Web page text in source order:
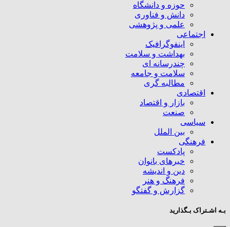
حوزه و دانشگاه
دانش و فناوری
علمی و پژوهشی
اجتماعی
اینفوگرافیک
بهداشت و سلامت
چندرسانه ای
سلامت و جامعه
مطالبه گری
اقتصادی
بازار و اقتصاد
صنعت
سیاسی
بین الملل
فرهنگی
پادکست
خبرهای بانوان
دین و اندیشه
فرهنگ و هنر
گزارش و گفتگو
بـه اشـتراک بـگذارید